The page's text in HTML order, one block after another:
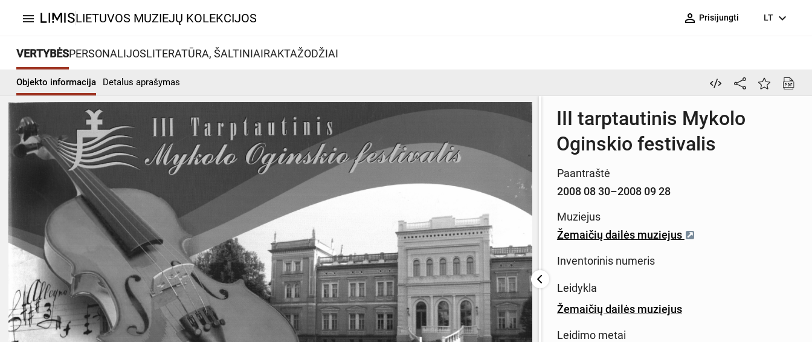
menu LIETUVOS MUZIEJŲ KOLEKCIJOS person_outline Prisijungti LT expand_more
VERTYBĖSPERSONALIJOSLITERATŪRA, ŠALTINIAIRAKTAŽODŽIAI
Objekto informacija Detalus aprašymas
III tarptautinis Mykolo
Oginskio festivalis
Paantraštė
2008 08 30–2008 09 28
Muziejus
Žemaičių dailės muziejus
Inventorinis numeris
Leidykla
Žemaičių dailės muziejus
Leidimo metai